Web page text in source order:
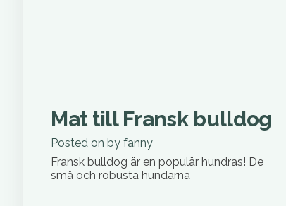
Mat till Fransk bulldog
Posted on by fanny
Fransk bulldog är en populär hundras! De
små och robusta hundarna